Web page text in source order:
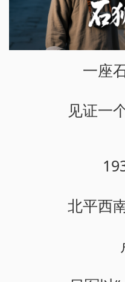
一座
见证一
北平西